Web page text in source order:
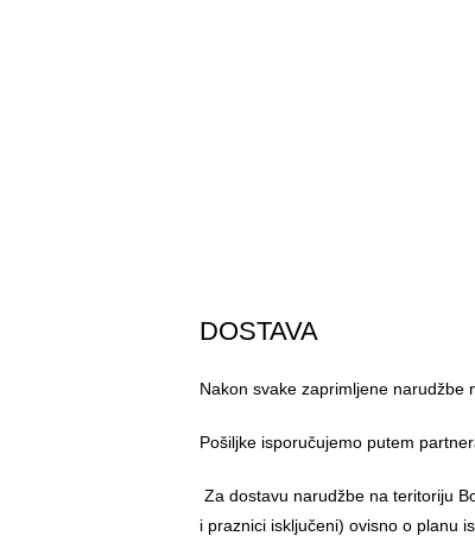
DOSTAVA
Nakon svake zaprimljene narudžbe
Pošiljke isporučujemo putem
Za dostavu narudžbe na teritoriju
i praznici isključeni) ovisno o planu